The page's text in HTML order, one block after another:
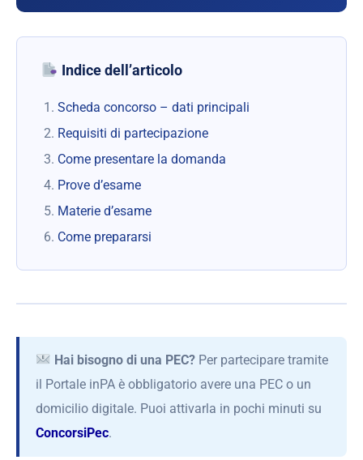
Indice dell’articolo
Scheda concorso – dati principali
Requisiti di partecipazione
Come presentare la domanda
Prove d’esame
Materie d’esame
Come prepararsi
Hai bisogno di una PEC?Per partecipare tramite
il Portale inPA è obbligatorio avere una PEC o un
domicilio digitale. Puoi attivarla in pochi minuti su
ConcorsiPec.